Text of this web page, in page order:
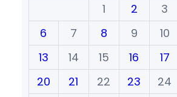
1
2 3
6
7 8 9 10
13
14 15 16 17
20
21 22 23 24